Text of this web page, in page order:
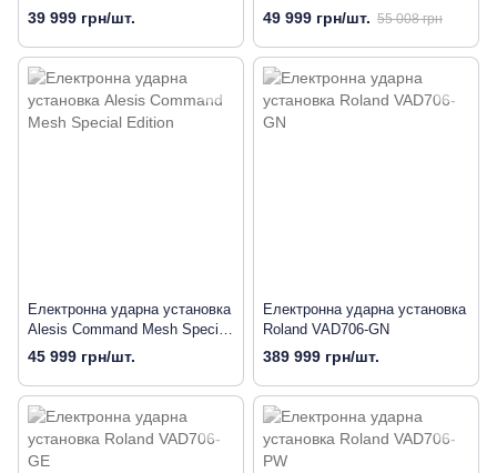
Edition
39 999 грн/шт. 49 999 грн/шт. 55 008 грн
Електронна ударна установка
Alesis Command Mesh Special
Edition
45 999 грн/шт.
Електронна ударна установка
Roland VAD706-GN
389 999 грн/шт.